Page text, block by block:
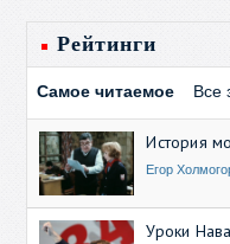
Рейтинги
Самое читаемое Все
История
Егор
Уроки